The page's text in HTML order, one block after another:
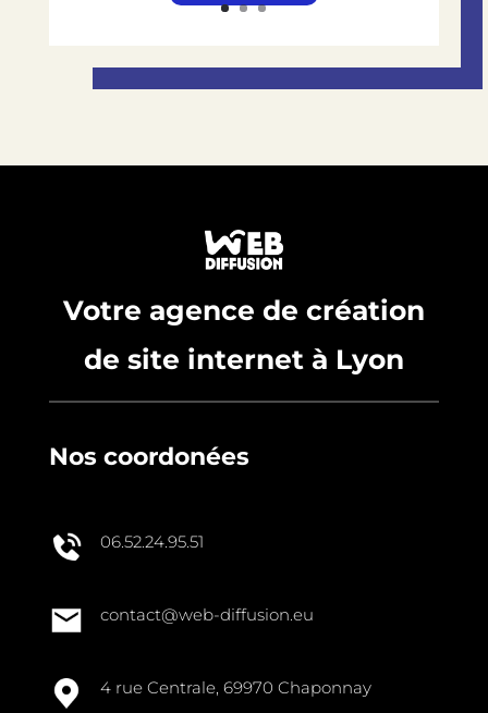
Votre agence de création
de site internet à Lyon
Nos coordonées
06.52.24.95.51
contact@web-diffusion.eu
4 rue Centrale, 69970 Chaponnay